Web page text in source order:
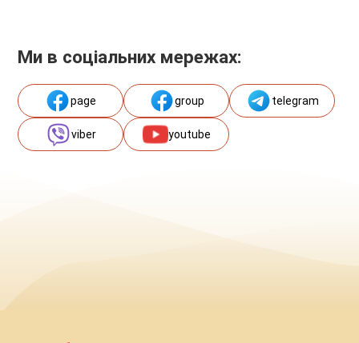
Ми в соціальних мережах:
page group telegram
viber youtube